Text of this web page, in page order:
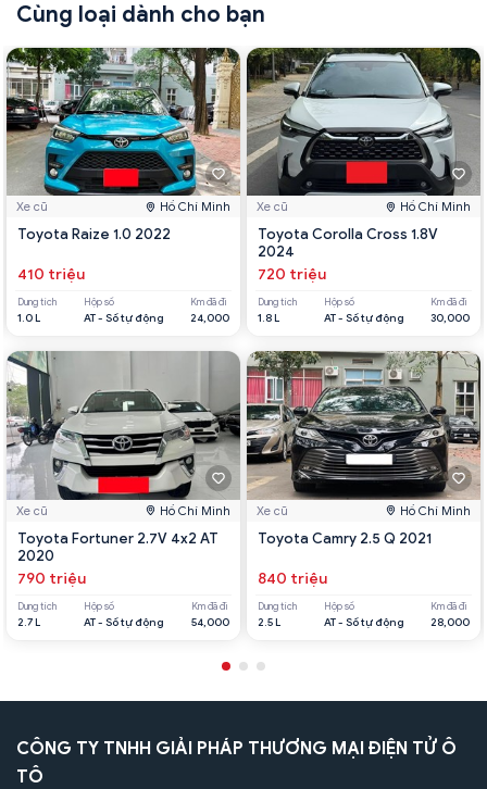
Cùng loại dành cho bạn
Xe cũ Hồ Chí Minh
Toyota Raize 1.0 2022
410 triệu
Dung tích
1.0 L
Hộp số
AT - Số tự động
Km đã đi
24,000
Xe cũ Hồ Chí Minh
Toyota Fortuner 2.7V 4x2 AT
2020
790 triệu
Dung tích
2.7 L
Hộp số
AT - Số tự động
Km đã đi
54,000
Xe cũ Hồ Chí Minh
Toyota Corolla Cross 1.8V
2024
720 triệu
Dung tích
1.8 L
Hộp số
AT - Số tự động
Km đã đi
30,000
Xe cũ Hồ Chí Minh
Toyota Camry 2.5 Q 2021
840 triệu
Dung tích
2.5 L
Hộp số
AT - Số tự động
Km đã đi
28,000
CÔNG TY TNHH GIẢI PHÁP THƯƠNG MẠI ĐIỆN TỬ Ô
TÔ